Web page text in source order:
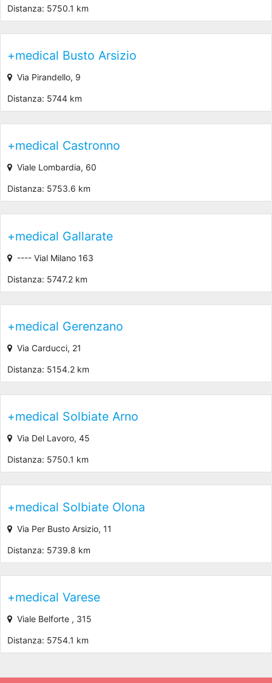
Distanza: 5750.1 km
+medical Busto Arsizio
Via Pirandello, 9
Distanza: 5744 km
+medical Castronno
Viale Lombardia, 60
Distanza: 5753.6 km
+medical Gallarate
---- Vial Milano 163
Distanza: 5747.2 km
+medical Gerenzano
Via Carducci, 21
Distanza: 5154.2 km
+medical Solbiate Arno
Via Del Lavoro, 45
Distanza: 5750.1 km
+medical Solbiate Olona
Via Per Busto Arsizio, 11
Distanza: 5739.8 km
+medical Varese
Viale Belforte , 315
Distanza: 5754.1 km